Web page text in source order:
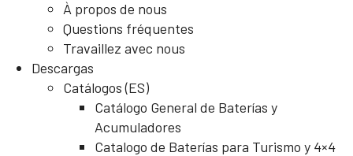
À propos de nous
Questions fréquentes
Travaillez avec nous
Descargas
Catálogos (ES)
Catálogo General de Baterías y
Acumuladores
Catalogo de Baterías para Turismo y 4×4